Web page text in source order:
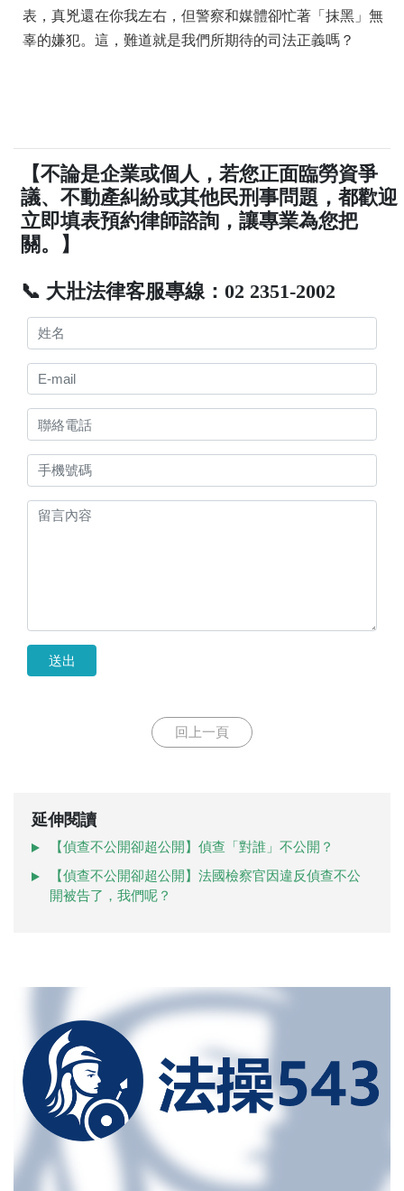
表，真兇還在你我左右，但警察和媒體卻忙著「抹黑」無
辜的嫌犯。這，難道就是我們所期待的司法正義嗎？
【不論是企業或個人，若您正面臨勞資爭
議、不動產糾紛或其他民刑事問題，都歡迎
立即填表預約律師諮詢，讓專業為您把
關。】
📞 大壯法律客服專線：02 2351-2002
送出
回上一頁
延伸閱讀
【偵查不公開卻超公開】偵查「對誰」不公開？
【偵查不公開卻超公開】法國檢察官因違反偵查不公
開被告了，我們呢？